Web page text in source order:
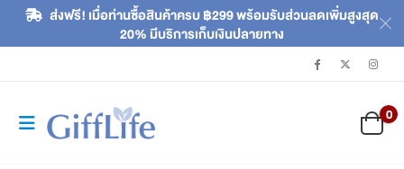
ส่งฟรี! เมื่อท่านซื้อสินค้าครบ ฿299 พร้อมรับส่วนลดเพิ่มสูงสุด
20% มีบริการเก็บเงินปลายทาง
0